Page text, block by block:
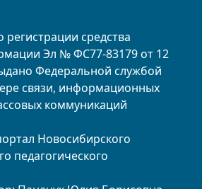
регистрации средства
Эл № ФС77-83179 от 12
Федеральной службой
связи, информационных
коммуникаций
Новосибирского
педагогического